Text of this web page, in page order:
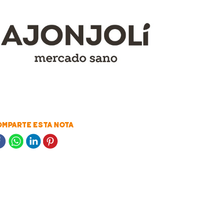
ESTA NOTA